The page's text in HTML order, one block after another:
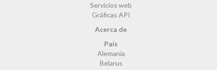
Servicios web
Gráficas API
Acerca de
País
Alemania
Belarus